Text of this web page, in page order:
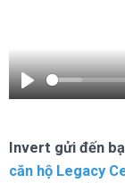
Play
Invert gửi đến
căn hộ Legacy